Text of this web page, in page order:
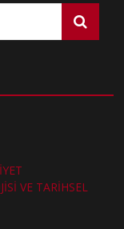
VE TARİHSEL